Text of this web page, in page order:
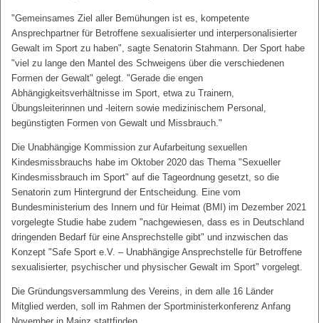
"Gemeinsames Ziel aller Bemühungen ist es, kompetente
Ansprechpartner für Betroffene sexualisierter und interpersonalisierter
Gewalt im Sport zu haben", sagte Senatorin Stahmann. Der Sport habe
"viel zu lange den Mantel des Schweigens über die verschiedenen
Formen der Gewalt" gelegt. "Gerade die engen
Abhängigkeitsverhältnisse im Sport, etwa zu Trainern,
Übungsleiterinnen und -leitern sowie medizinischem Personal,
begünstigten Formen von Gewalt und Missbrauch."
Die Unabhängige Kommission zur Aufarbeitung sexuellen
Kindesmissbrauchs habe im Oktober 2020 das Thema "Sexueller
Kindesmissbrauch im Sport" auf die Tageordnung gesetzt, so die
Senatorin zum Hintergrund der Entscheidung. Eine vom
Bundesministerium des Innern und für Heimat (BMI) im Dezember 2021
vorgelegte Studie habe zudem "nachgewiesen, dass es in Deutschland
dringenden Bedarf für eine Ansprechstelle gibt" und inzwischen das
Konzept "Safe Sport e.V. – Unabhängige Ansprechstelle für Betroffene
sexualisierter, psychischer und physischer Gewalt im Sport" vorgelegt.
Die Gründungsversammlung des Vereins, in dem alle 16 Länder
Mitglied werden, soll im Rahmen der Sportministerkonferenz Anfang